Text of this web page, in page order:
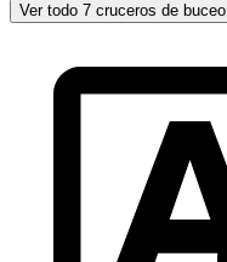
Ver todo 7 cruceros de buceo